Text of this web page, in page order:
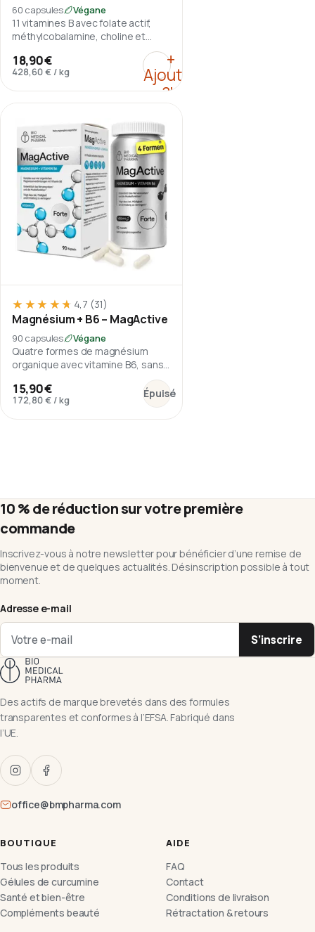
60 capsules Végane
11 vitamines B avec folate actif,
méthylcobalamine, choline et
18,90 €
428,60 € /kg
+
Ajouter
au
panier
:B-Complex – 11
★★★★★
★★★★★ 4,7 (31)
Magnésium + B6 – MagActive
90 capsules Végane
Quatre formes de magnésium
organique avec vitamine B6, sans
15,90 €
172,80 € /kg Épuisé
: Magnésium + B6 – MagActive
10 % de réduction sur votre première
commande
Inscrivez-vous à notre newsletter pour bénéficier d’une remise de
bienvenue et de quelques actualités. Désinscription possible à tout
moment.
Adresse e-mail
S’inscrire
Des actifs de marque brevetés dans des formules
transparentes et conformes à l’EFSA. Fabriqué dans
l’UE.
office@bmpharma.com
BOUTIQUE
Tous les produits
Gélules de curcumine
Santé et bien-être
Compléments beauté
AIDE
FAQ
Contact
Conditions de livraison
Rétractation & retours